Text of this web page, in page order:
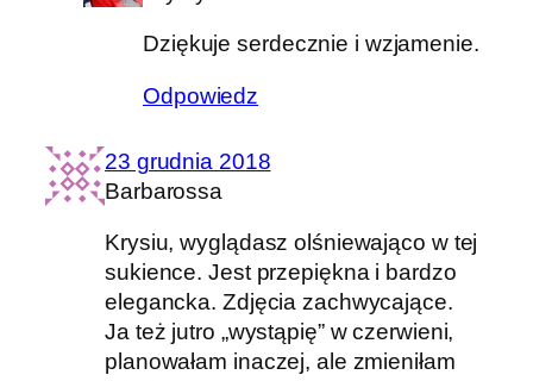
Dziękuje serdecznie i wzjamenie.
Odpowiedz
23 grudnia 2018
Barbarossa
Krysiu, wyglądasz olśniewająco w tej
sukience. Jest przepiękna i bardzo
elegancka. Zdjęcia zachwycające.
Ja też jutro „wystąpię” w czerwieni,
planowałam inaczej, ale zmieniłam